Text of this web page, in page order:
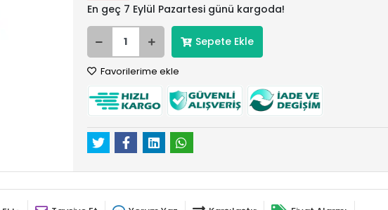
En geç 7 Eylül Pazartesi günü kargoda!
Sepete Ekle
Favorilerime ekle